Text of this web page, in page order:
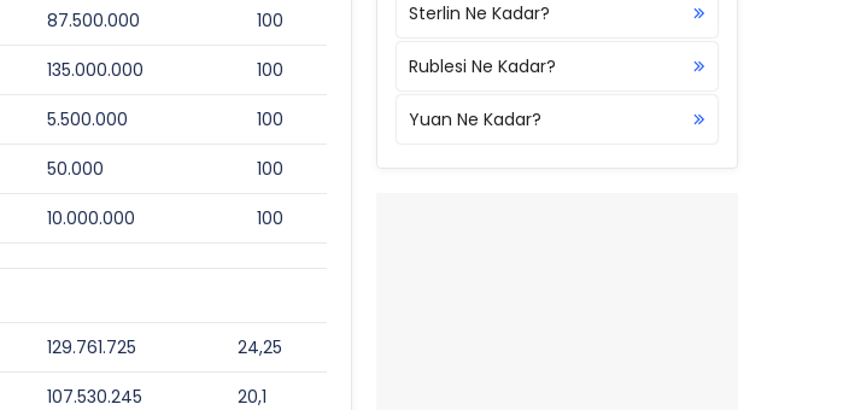
87.500.000 100
135.000.000 100
5.500.000 100
50.000 100
10.000.000 100
129.761.725 24,25
107.530.245 20,1
Sterlin Ne Kadar?
Rublesi Ne Kadar?
Yuan Ne Kadar?